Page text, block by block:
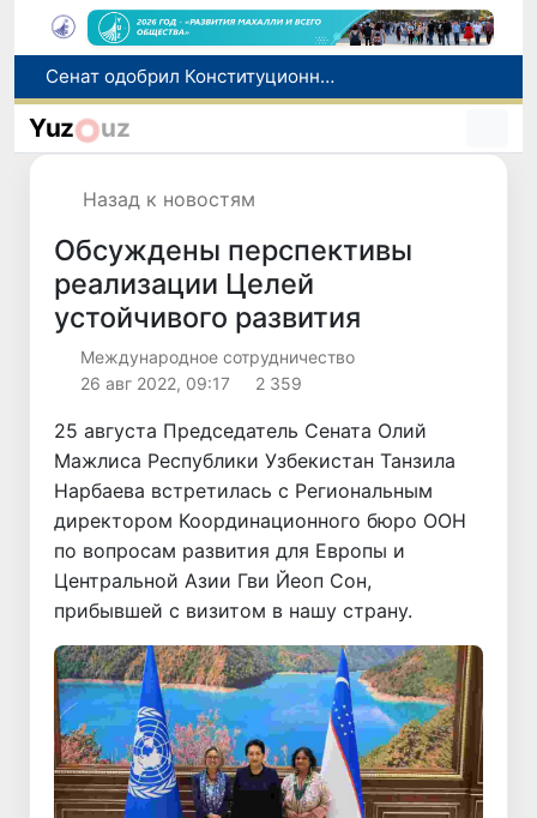
В Ташкенте задержали подозреваемых в распространении крупной партии наркотиков
В Узбекистане упростят назначение пенсий по инвалидности
Yuz uz
Назад к новостям
Обсуждены перспективы
реализации Целей
устойчивого развития
Международное сотрудничество
26 авг 2022, 09:17
2 359
25 августа Председатель Сената Олий
Мажлиса Республики Узбекистан Танзила
Нарбаева встретилась с Региональным
директором Координационного бюро ООН
по вопросам развития для Европы и
Центральной Азии Гви Йеоп Сон,
прибывшей с визитом в нашу страну.